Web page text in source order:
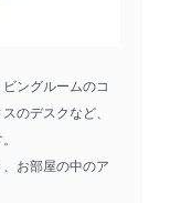
ングルームのコ
のデスクなど、
お部屋の中のア